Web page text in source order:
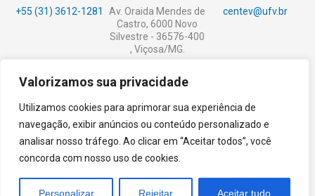
Valorizamos sua privacidade
Utilizamos cookies para aprimorar sua experiência de
navegação, exibir anúncios ou conteúdo personalizado e
analisar nosso tráfego. Ao clicar em “Aceitar todos”, você
concorda com nosso uso de cookies.
Personalizar Rejeitar Aceitar tudo
+55 (31) 3612-1281
Av. Oraida Mendes de
Castro, 6000 Novo
Silvestre - 36576-400
, Viçosa/MG.
centev@ufv.br
tecnoPARQ © 2021 porDigital
Pixel